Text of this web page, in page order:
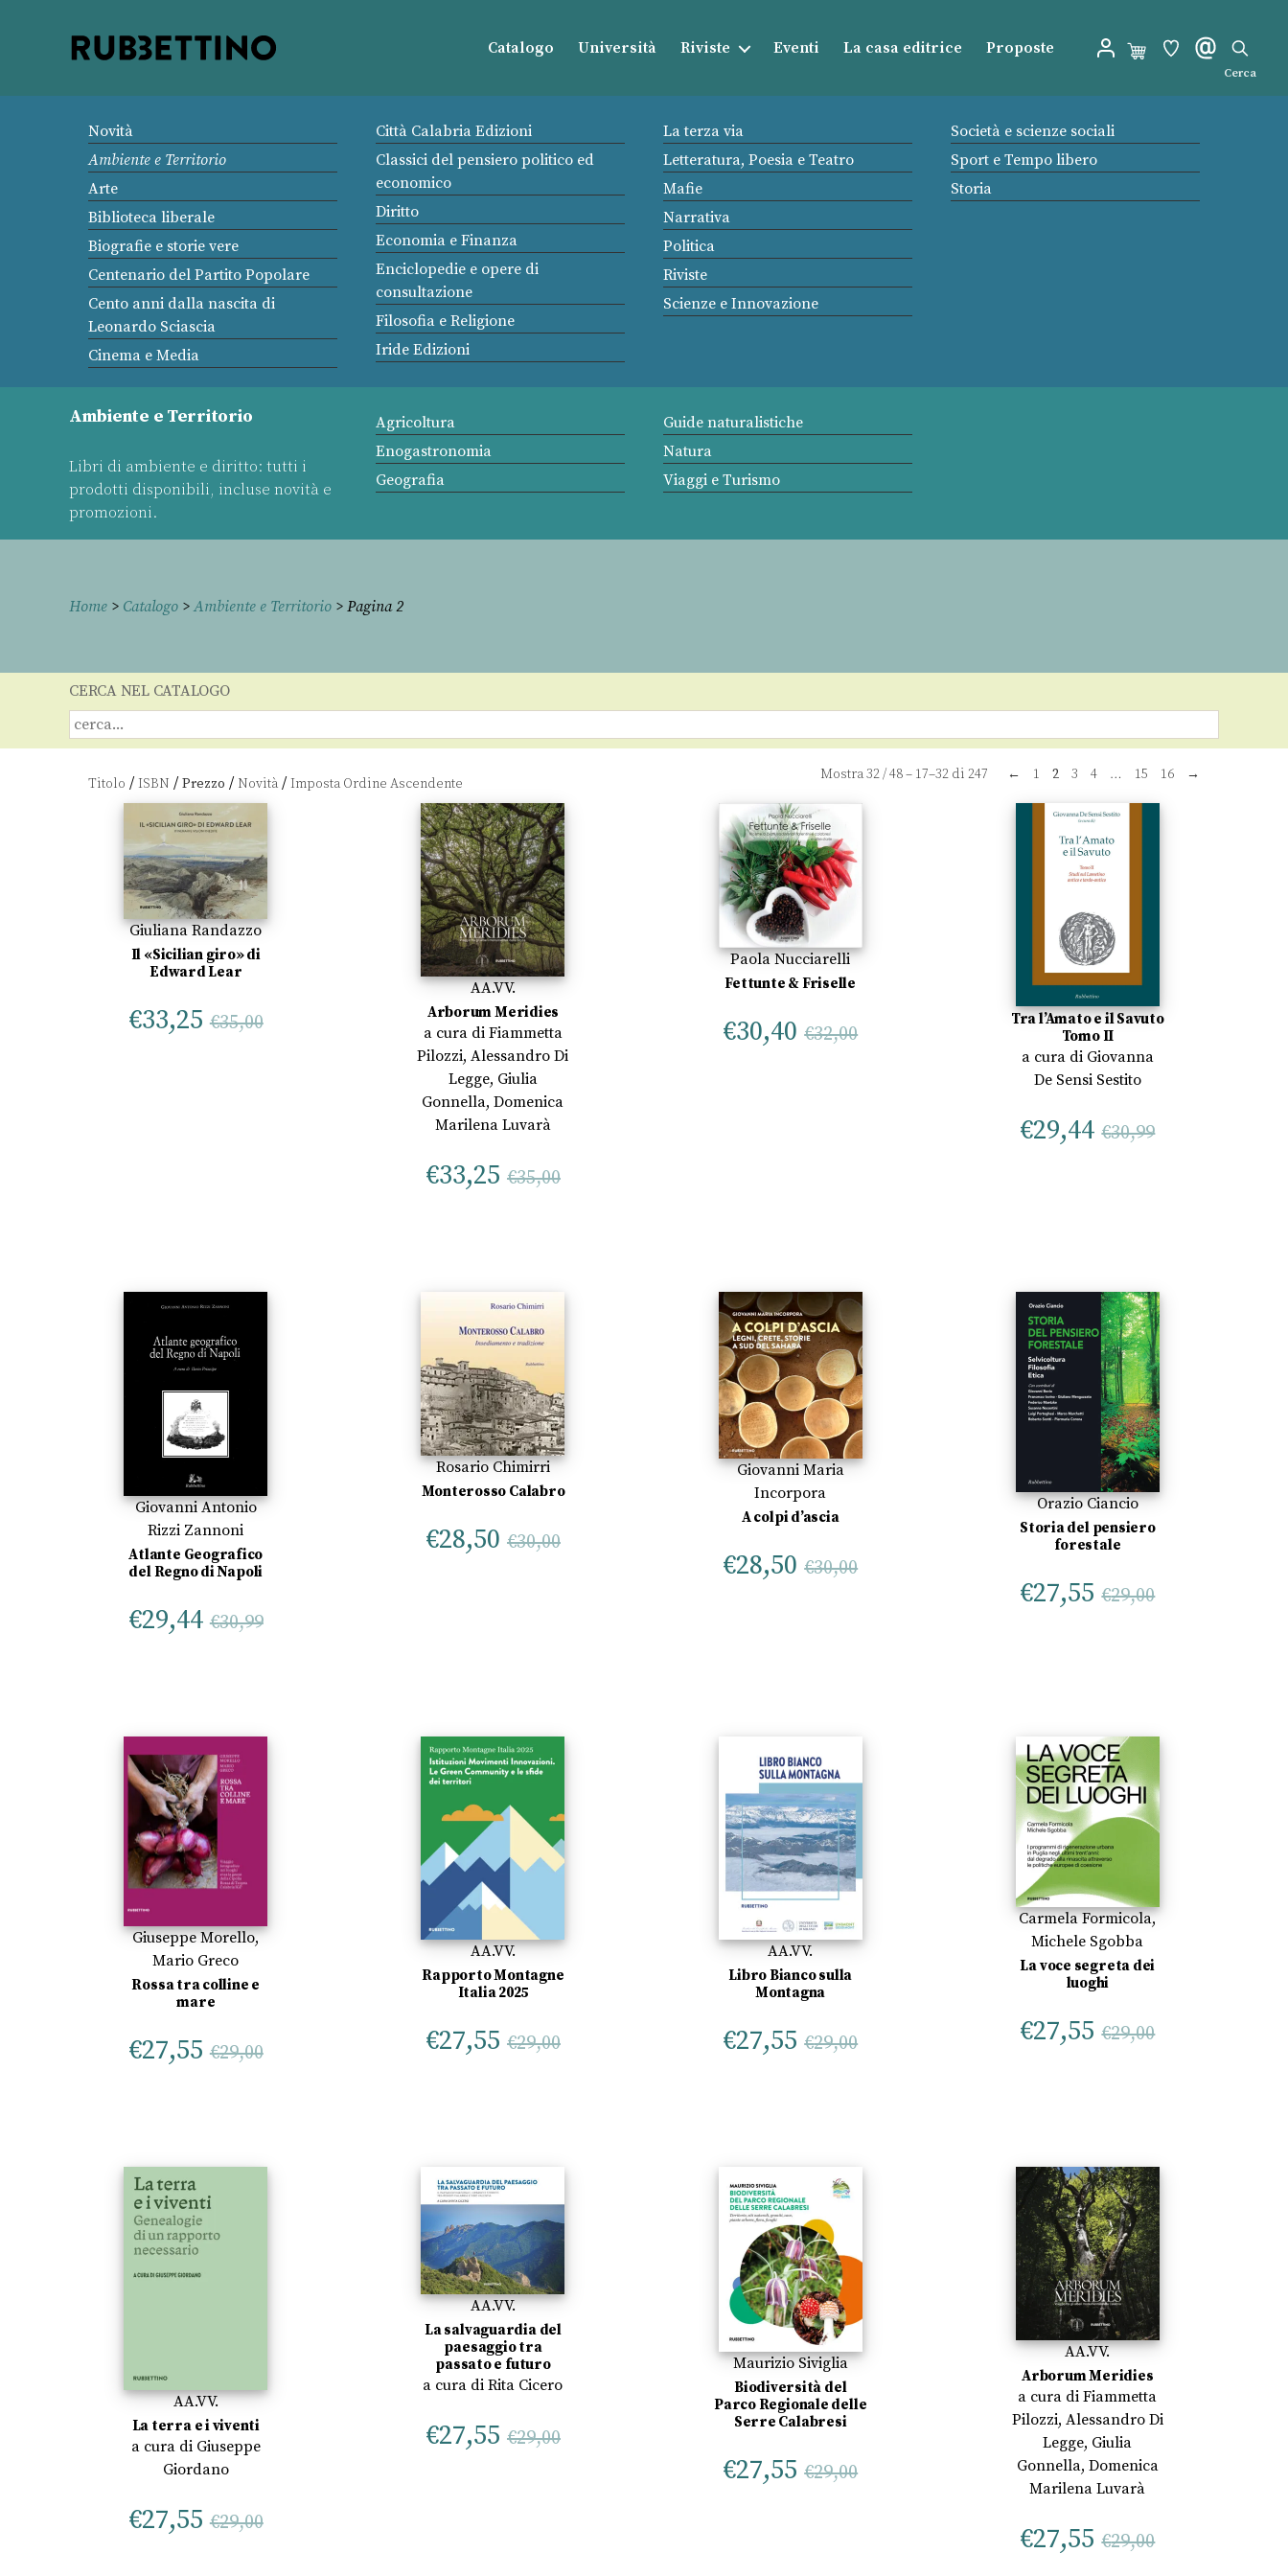
Catalogo Università Riviste Eventi La casa editrice Proposte
Cerca
Novità
Ambiente e Territorio
Arte
Biblioteca liberale
Biografie e storie vere
Centenario del Partito Popolare
Cento anni dalla nascita di
Leonardo Sciascia
Cinema e Media
Città Calabria Edizioni
Classici del pensiero politico ed
economico
Diritto
Economia e Finanza
Enciclopedie e opere di
consultazione
Filosofia e Religione
Iride Edizioni
La terza via
Letteratura, Poesia e Teatro
Mafie
Narrativa
Politica
Riviste
Scienze e Innovazione
Società e scienze sociali
Sport e Tempo libero
Storia
Ambiente e Territorio
Libri di ambiente e diritto: tutti i
prodotti disponibili, incluse novità e
promozioni.
Agricoltura
Enogastronomia
Geografia
Guide naturalistiche
Natura
Viaggi e Turismo
Home > Catalogo >Ambiente e Territorio > Pagina 2
CERCA NEL CATALOGO
Titolo /ISBN /Prezzo / Novità / Mostra32/48– 17–32 di 247 ← 1 2 3 4 … 15 16 →
Giuliana Randazzo
Il «Sicilian giro» di
Edward Lear
€33,25 €35,00
AA.VV.
Arborum Meridies
a cura di Fiammetta
Pilozzi,Alessandro Di
Legge, Giulia
Gonnella,Domenica
Marilena Luvarà
€33,25 €35,00
Paola Nucciarelli
Fettunte & Friselle
€30,40 €32,00
Tra l’Amato e il Savuto
Tomo II
a cura di Giovanna
De Sensi Sestito
€29,44 €30,99
Giovanni Antonio
Rizzi Zannoni
Atlante Geografico
del Regno di Napoli
€29,44 €30,99
Rosario Chimirri
Monterosso Calabro
€28,50 €30,00
Giovanni Maria
Incorpora
A colpi d’ascia
€28,50 €30,00
Orazio Ciancio
Storia del pensiero
forestale
€27,55 €29,00
Giuseppe Morello,
Mario Greco
Rossa tra colline e
mare
€27,55 €29,00
AA.VV.
Rapporto Montagne
Italia 2025
€27,55 €29,00
AA.VV.
Libro Bianco sulla
Montagna
€27,55 €29,00
Carmela Formicola,
Michele Sgobba
La voce segreta dei
luoghi
€27,55 €29,00
AA.VV.
La terra e i viventi
a cura di Giuseppe
Giordano
€27,55 €29,00
AA.VV.
La salvaguardia del
paesaggio tra
passato e futuro
a cura diRita Cicero
€27,55 €29,00
Maurizio Siviglia
Biodiversità del
Parco Regionale delle
Serre Calabresi
€27,55 €29,00
AA.VV.
Arborum Meridies
a cura diFiammetta
Pilozzi, Alessandro Di
Legge, Giulia
Gonnella, Domenica
Marilena Luvarà
€27,55 €29,00